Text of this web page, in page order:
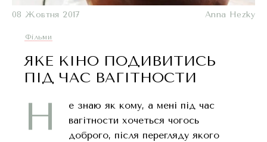
08 Жовтня 2017 Anna Hezky
Фільми
ЯКЕ КІНО ПОДИВИТИСЬ
ПІД ЧАС ВАГІТНОСТИ
Н
е знаю як кому, а мені під час
вагітности хочеться чогось
доброго, після перегляду якого